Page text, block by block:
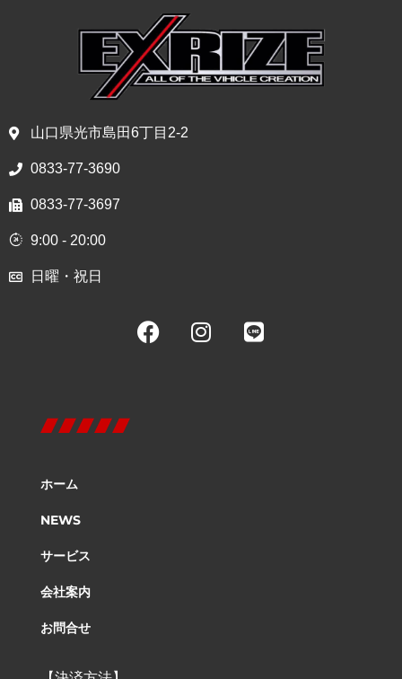
山口県光市島田6丁目2-2
0833-77-3690
0833-77-3697
9:00 - 20:00
日曜・祝日
ホーム
NEWS
サービス
会社案内
お問合せ